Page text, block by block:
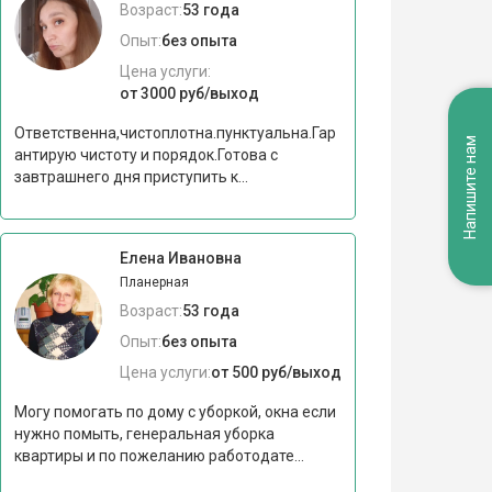
Возраст:53 года
Опыт:без опыта
Цена услуги:
от 3000 руб/выход
Ответственна,чистоплотна.пунктуальна.Гар
антирую чистоту и порядок.Готова с
завтрашнего дня приступить к...
Елена Ивановна
Планерная
Возраст:53 года
Опыт:без опыта
Цена услуги:от 500 руб/выход
Могу помогать по дому с уборкой, окна если
нужно помыть, генеральная уборка
квартиры и по пожеланию работодате...
Напишите нам